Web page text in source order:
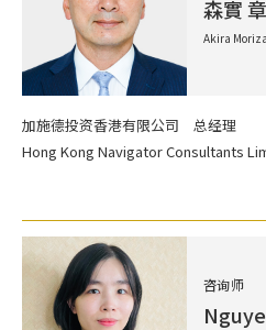
森實 章
Akira
加施德投资香港有限公司 总经理
Hong Kong Navigator Consultants
咨询师